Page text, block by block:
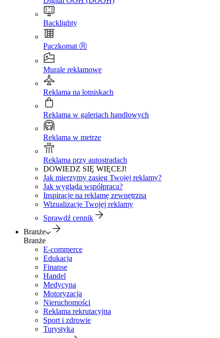
Backlighty
Paczkomat Ⓡ
Murale reklamowe
Reklama na lotniskach
Reklama w galeriach handlowych
Reklama w metrze
Reklama przy autostradach
DOWIEDZ SIĘ WIĘCEJ!
Jak mierzymy zasięg Twojej reklamy?
Jak wygląda współpraca?
Inspiracje na reklamę zewnętrzną
Wizualizacje Twojej reklamy
Sprawdź cennik
Branże
Branże
E-commerce
Edukacja
Finanse
Handel
Medycyna
Motoryzacja
Nieruchomości
Reklama rekrutacyjna
Sport i zdrowie
Turystyka